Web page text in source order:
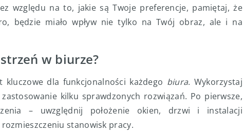
względu na to, jakie są Twoje preferencje, pamiętaj, że
będzie miało wpływ nie tylko na Twój obraz, ale i na
w biurze?
dla funkcjonalności każdego biura. Wykorzystaj
kilku sprawdzonych rozwiązań. Po pierwsze,
– uwzględnij położenie okien, drzwi i instalacji
stanowisk pracy.